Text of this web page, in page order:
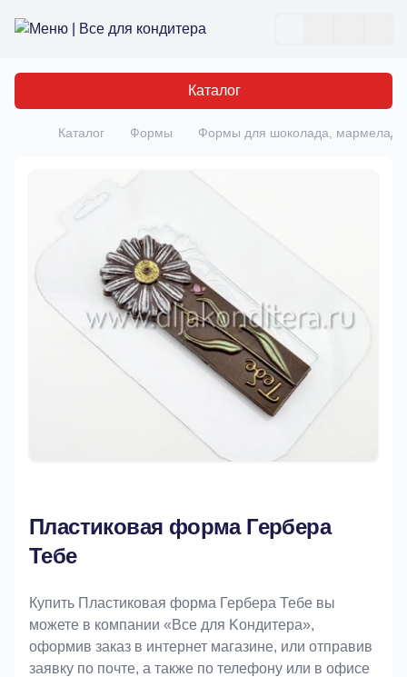
Все для кондитера
Каталог
Главная
Каталог Формы Формы для шоколада,
Пластиковая форма Гербера
Тебе
Купить Пластиковая форма Гербера Тебе вы
можете в компании «Bce для Koндитeрa»,
оформив заказ в интернет магазине, или отправив
заявку по почте, а также по телефону или в офисе